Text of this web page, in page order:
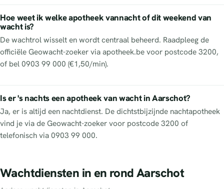
Hoe weet ik welke apotheek vannacht of dit weekend van
wacht is?
De wachtrol wisselt en wordt centraal beheerd. Raadpleeg de
officiële Geowacht-zoeker via apotheek.be voor postcode 3200,
of bel 0903 99 000 (€1,50/min).
Is er 's nachts een apotheek van wacht in Aarschot?
Ja, er is altijd een nachtdienst. De dichtstbijzijnde nachtapotheek
vind je via de Geowacht-zoeker voor postcode 3200 of
telefonisch via 0903 99 000.
Wachtdiensten in en rond Aarschot